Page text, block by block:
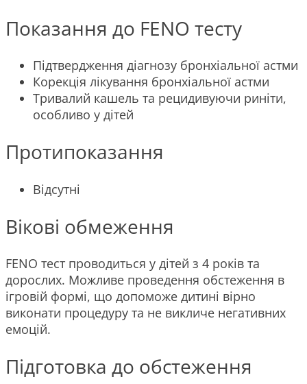
Показання до FENO тесту
Підтвердження діагнозу бронхіальної астми
Корекція лікування бронхіальної астми
Тривалий кашель та рецидивуючи риніти,
особливо у дітей
Протипоказання
Відсутні
Вікові обмеження
FENO тест проводиться у дітей з 4 років та
дорослих. Можливе проведення обстеження в
ігровій формі, що допоможе дитині вірно
виконати процедуру та не викличе негативних
емоцій.
Підготовка до обстеження